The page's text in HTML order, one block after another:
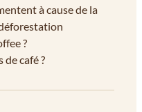
à cause de la
?
café ?